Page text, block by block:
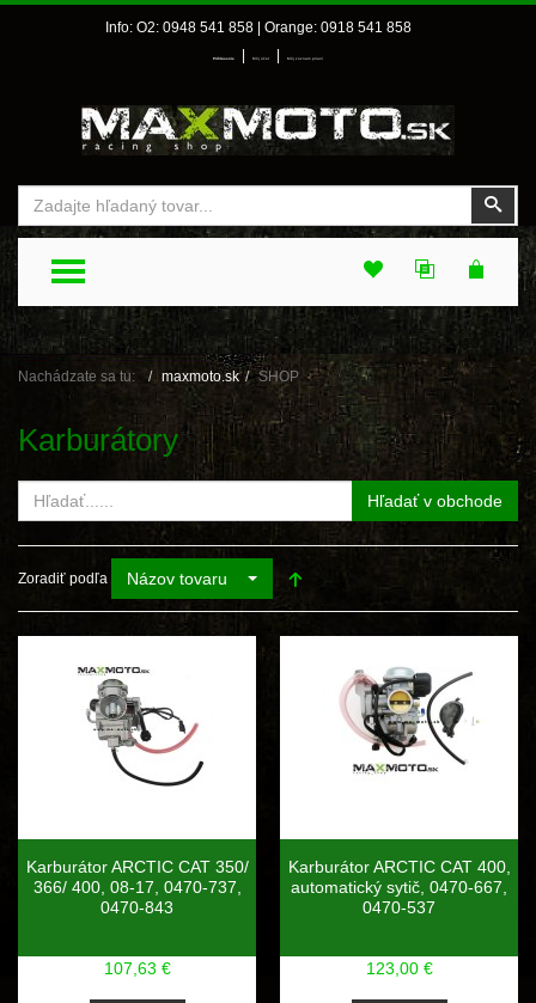
Info: O2: 0948 541 858 | Orange: 0918 541 858
Prihlásenie Môj účet Môj zoznam prianí
TOGGLE MENU
Nachádzate sa tu: maxmoto.sk SHOP
Karburátory
Hľadať v obchode
Zoradiť podľa Názov tovaru
Karburátor ARCTIC CAT 350/
366/ 400, 08-17, 0470-737,
0470-843
107,63 €
Karburátor ARCTIC CAT 400,
automatický sytič, 0470-667,
0470-537
123,00 €